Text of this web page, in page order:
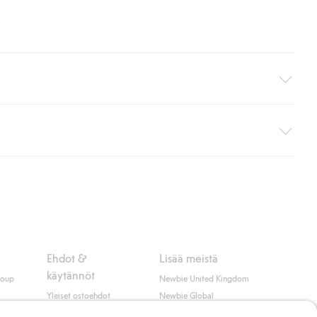
(ei koske kotiinkuljetusta). Toimituskulut
Ehdot &
käytännöt
Yleiset ostoehdot
Lisää meistä
Newbie United Kingdom
Newbie Global